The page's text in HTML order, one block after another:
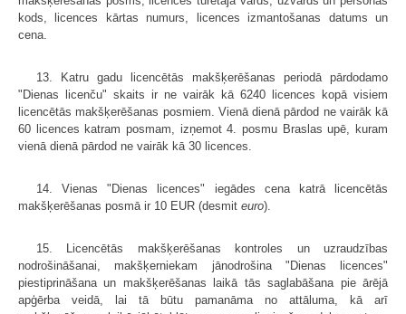
kods, licences kārtas numurs, licences izmantošanas datums un
cena.
13. Katru gadu licencētās makšķerēšanas periodā pārdodamo
"Dienas licenču" skaits ir ne vairāk kā 6240 licences kopā visiem
licencētās makšķerēšanas posmiem. Vienā dienā pārdod ne vairāk kā
60 licences katram posmam, izņemot 4. posmu Braslas upē, kuram
vienā dienā pārdod ne vairāk kā 30 licences.
14. Vienas "Dienas licences" iegādes cena katrā licencētās
makšķerēšanas posmā ir 10 EUR (desmit euro).
15. Licencētās makšķerēšanas kontroles un uzraudzības
nodrošināšanai, makšķerniekam jānodrošina "Dienas licences"
piestiprināšana un makšķerēšanas laikā tās saglabāšana pie ārējā
apģērba veidā, lai tā būtu pamanāma no attāluma, kā arī